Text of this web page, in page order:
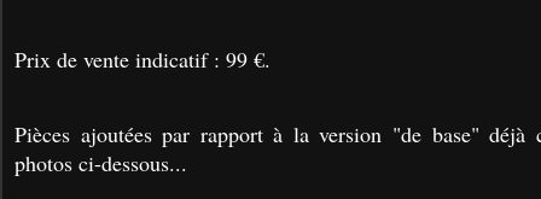
Prix de vente indicatif : 99 €.
Pièces ajoutées par rapport à la version "de base"
photos ci-dessous...